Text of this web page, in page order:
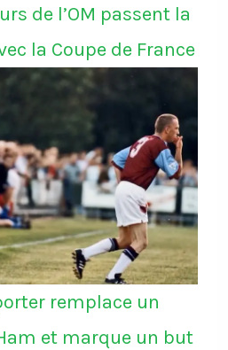
de l’OM passent la
la Coupe de France
remplace un
et marque un but